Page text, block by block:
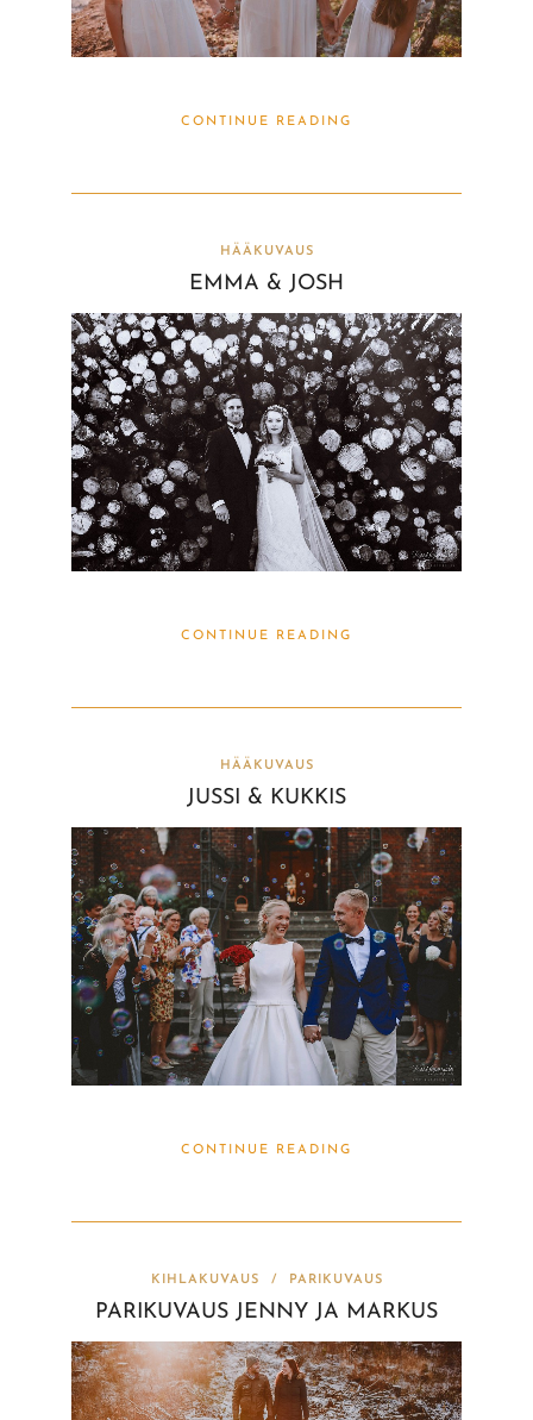
CONTINUE READING
HÄÄKUVAUS
EMMA & JOSH
CONTINUE READING
HÄÄKUVAUS
JUSSI & KUKKIS
CONTINUE READING
KIHLAKUVAUS / PARIKUVAUS
PARIKUVAUS JENNY JA MARKUS